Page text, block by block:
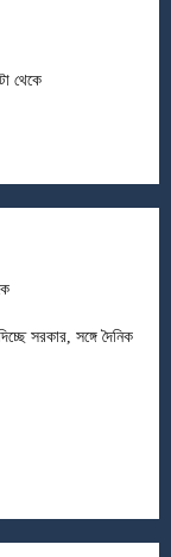
থেকে
সরকার, সঙ্গে দৈনিক